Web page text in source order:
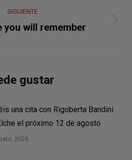
SIGUIENTE
Publicación
you will remember
gustar
una cita con Rigoberta Bandini
el próximo 12 de agosto
2026